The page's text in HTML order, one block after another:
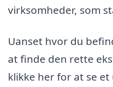
virksomheder, som
Uanset hvor du
at finde den rette
klikke her for at se